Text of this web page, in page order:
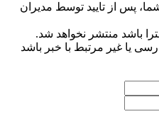
پس از تایید توسط مدیران
باشد منتشر نخواهد شد.
یا غیر مرتبط با خبر باشد